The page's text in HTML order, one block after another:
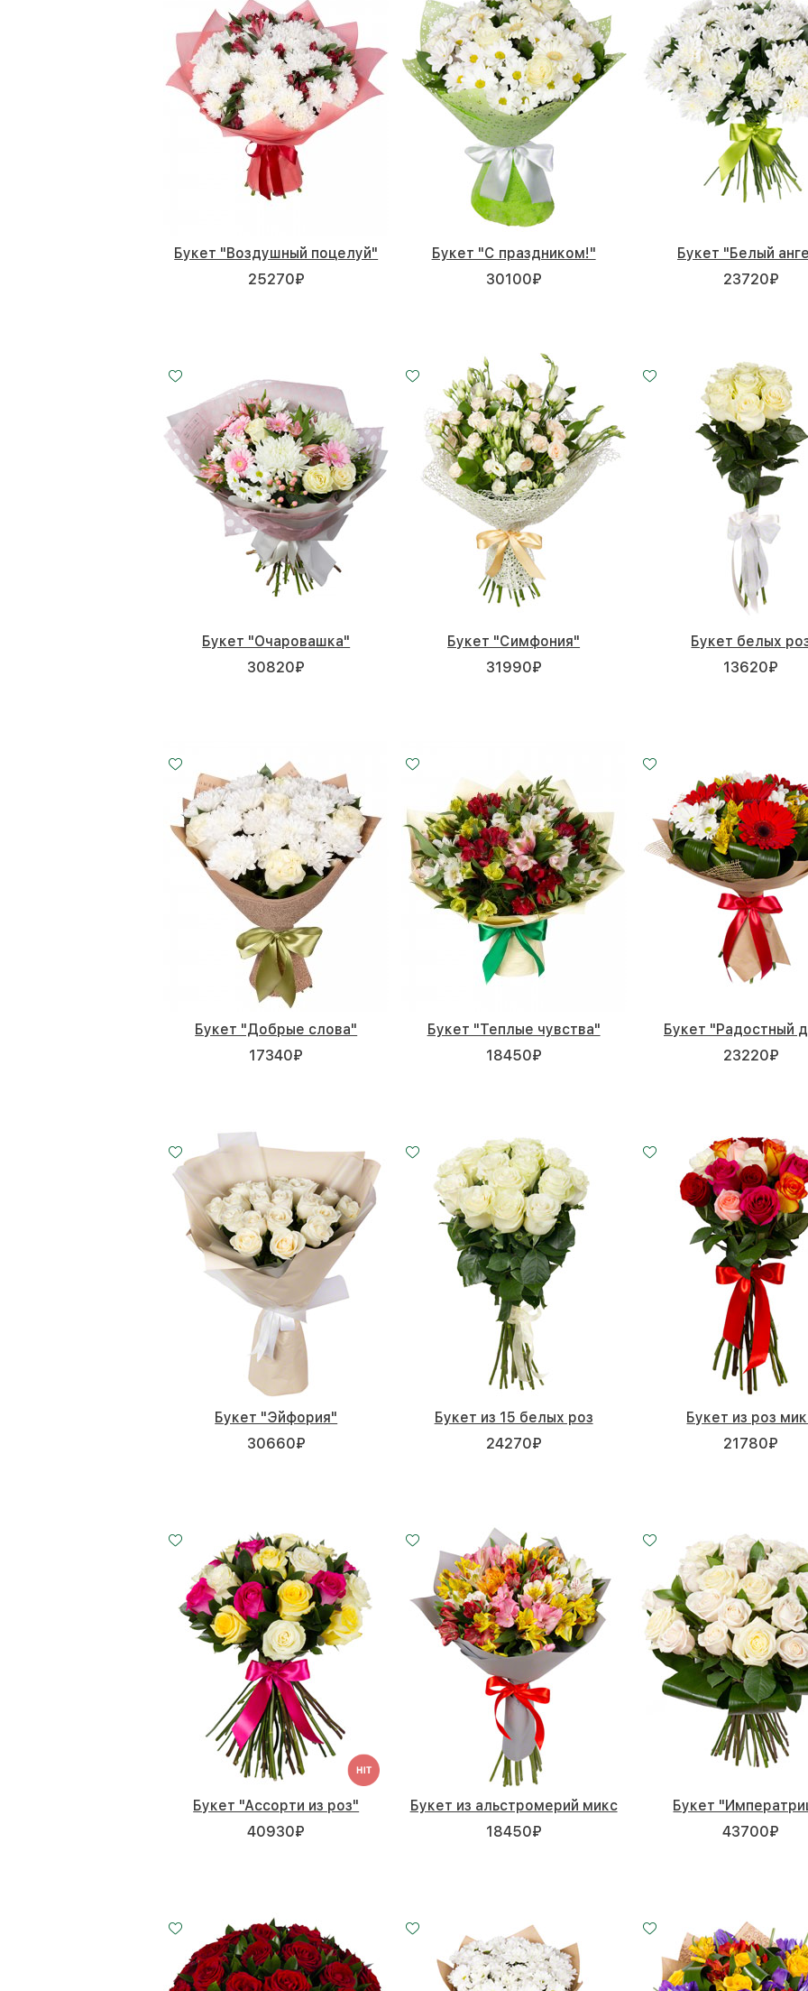
Букет "Воздушный поцелуй"
25270₽
Букет "С праздником!"
30100₽
Букет "Белый
23720₽
Букет "Очаровашка"
30820₽
Букет "Симфония"
31990₽
15 - 60 см
11 роз
20 - 60 см
Букет белых
13620₽
Букет "Добрые слова"
17340₽
Букет "Теплые чувства"
18450₽
15 - 30 см
Букет "Радостный
23220₽
Букет "Эйфория"
30660₽
Букет из 15 белых роз
24270₽
Букет из роз
21780₽
20 - 40 см 30 - 40 см
Букет "Ассорти из роз"
40930₽
25 - 60 см
15 шт.
30 - 60 см
Букет из альстромерий микс
18450₽
Букет
43700₽
25 - 35 см 30 - 35 см